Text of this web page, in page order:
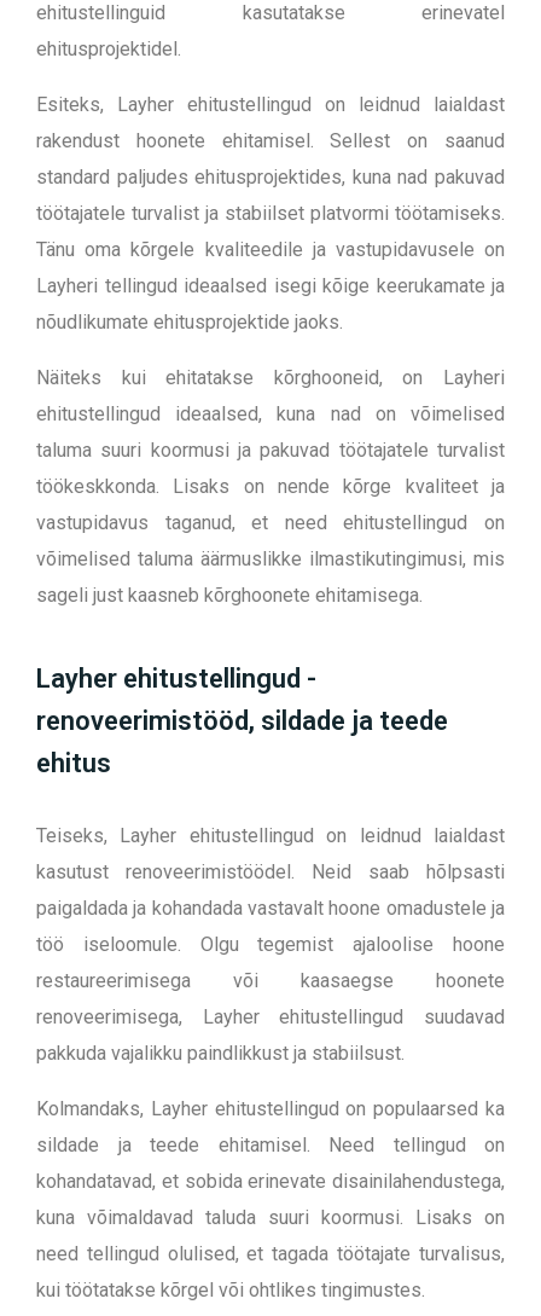
ehitustellinguid kasutatakse erinevatel
ehitusprojektidel.
Esiteks, Layher ehitustellingud on leidnud laialdast
rakendust hoonete ehitamisel. Sellest on saanud
standard paljudes ehitusprojektides, kuna nad pakuvad
töötajatele turvalist ja stabiilset platvormi töötamiseks.
Tänu oma kõrgele kvaliteedile ja vastupidavusele on
Layheri tellingud ideaalsed isegi kõige keerukamate ja
nõudlikumate ehitusprojektide jaoks.
Näiteks kui ehitatakse kõrghooneid, on Layheri
ehitustellingud ideaalsed, kuna nad on võimelised
taluma suuri koormusi ja pakuvad töötajatele turvalist
töökeskkonda. Lisaks on nende kõrge kvaliteet ja
vastupidavus taganud, et need ehitustellingud on
võimelised taluma äärmuslikke ilmastikutingimusi, mis
sageli just kaasneb kõrghoonete ehitamisega.
Layher ehitustellingud -
renoveerimistööd, sildade ja teede
ehitus
Teiseks, Layher ehitustellingud on leidnud laialdast
kasutust renoveerimistöödel. Neid saab hõlpsasti
paigaldada ja kohandada vastavalt hoone omadustele ja
töö iseloomule. Olgu tegemist ajaloolise hoone
restaureerimisega või kaasaegse hoonete
renoveerimisega, Layher ehitustellingud suudavad
pakkuda vajalikku paindlikkust ja stabiilsust.
Kolmandaks, Layher ehitustellingud on populaarsed ka
sildade ja teede ehitamisel. Need tellingud on
kohandatavad, et sobida erinevate disainilahendustega,
kuna võimaldavad taluda suuri koormusi. Lisaks on
need tellingud olulised, et tagada töötajate turvalisus,
kui töötatakse kõrgel või ohtlikes tingimustes.